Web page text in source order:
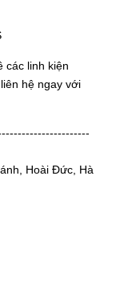
các linh kiện
hệ ngay với
Hoài Đức, Hà